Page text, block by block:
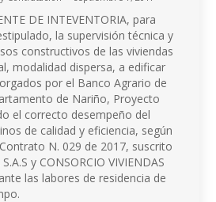
DE INTEVENTORIA, para
la supervisión técnica y
constructivos de las viviendas
modalidad dispersa, a edificar
por el Banco Agrario de
de Nariño, Proyecto
el correcto desempeño del
de calidad y eficiencia, según
N. 029 de 2017, suscrito
y CONSORCIO VIVIENDAS
las labores de residencia de